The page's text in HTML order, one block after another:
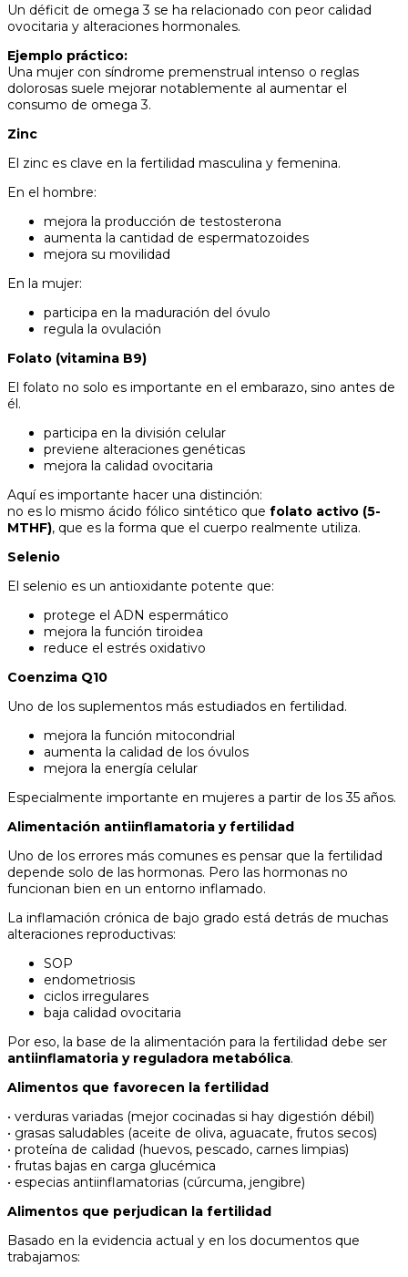
Un déficit de omega 3 se ha relacionado con peor calidad
ovocitaria y alteraciones hormonales.
Ejemplo práctico:
Una mujer con síndrome premenstrual intenso o reglas
dolorosas suele mejorar notablemente al aumentar el
consumo de omega 3.
Zinc
El zinc es clave en la fertilidad masculina y femenina.
En el hombre:
mejora la producción de testosterona
aumenta la cantidad de espermatozoides
mejora su movilidad
En la mujer:
participa en la maduración del óvulo
regula la ovulación
Folato (vitamina B9)
El folato no solo es importante en el embarazo, sino antes de
él.
participa en la división celular
previene alteraciones genéticas
mejora la calidad ovocitaria
Aquí es importante hacer una distinción:
no es lo mismo ácido fólico sintético que folato activo (5-
MTHF), que es la forma que el cuerpo realmente utiliza.
Selenio
El selenio es un antioxidante potente que:
protege el ADN espermático
mejora la función tiroidea
reduce el estrés oxidativo
Coenzima Q10
Uno de los suplementos más estudiados en fertilidad.
mejora la función mitocondrial
aumenta la calidad de los óvulos
mejora la energía celular
Especialmente importante en mujeres a partir de los 35 años.
Alimentación antiinflamatoria y fertilidad
Uno de los errores más comunes es pensar que la fertilidad
depende solo de las hormonas. Pero las hormonas no
funcionan bien en un entorno inflamado.
La inflamación crónica de bajo grado está detrás de muchas
alteraciones reproductivas:
SOP
endometriosis
ciclos irregulares
baja calidad ovocitaria
Por eso, la base de la alimentación para la fertilidad debe ser
antiinflamatoria y reguladora metabólica.
Alimentos que favorecen la fertilidad
• verduras variadas (mejor cocinadas si hay digestión débil)
• grasas saludables (aceite de oliva, aguacate, frutos secos)
• proteína de calidad (huevos, pescado, carnes limpias)
• frutas bajas en carga glucémica
• especias antiinflamatorias (cúrcuma, jengibre)
Alimentos que perjudican la fertilidad
Basado en la evidencia actual y en los documentos que
trabajamos: